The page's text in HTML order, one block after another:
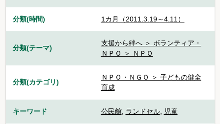
分類(時間) 1カ月（2011.3.19～4.11）
分類(テーマ)
支援から絆へ ＞ ボランティア・
ＮＰＯ ＞ ＮＰＯ
分類(カテゴリ)
ＮＰＯ・ＮＧＯ ＞ 子どもの健全
育成
キーワード 公民館, ランドセル, 児童